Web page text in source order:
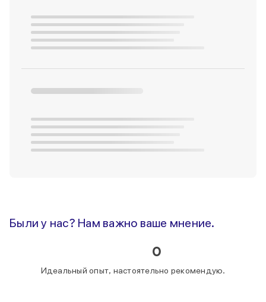
Были у нас? Нам важно ваше мнение.
0
Идеальный опыт, настоятельно рекомендую.